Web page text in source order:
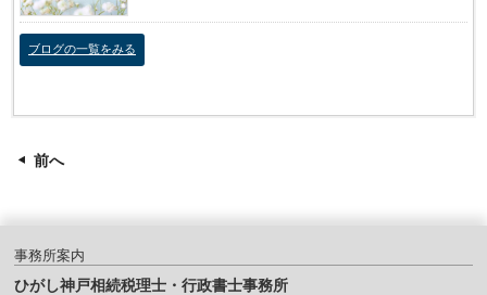
ブログの一覧をみる
前へ
事務所案内
ひがし神戸相続税理士・行政書士事務所